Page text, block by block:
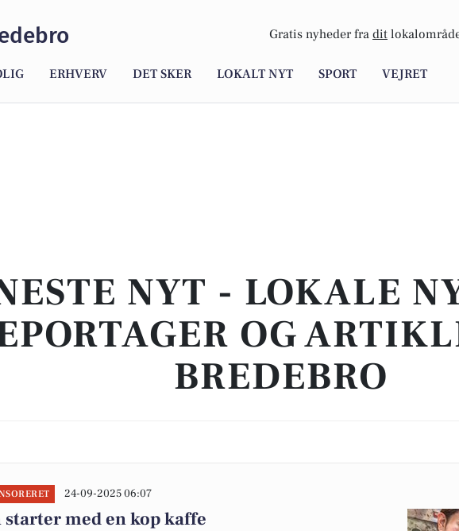
Gratis nyheder fra dit
ERHVERV DET SKER LOKALT NYT SPORT VEJRET
NYT - LOKALE
OG
BREDEBRO
24-09-2025 06:07
starter med en kop kaffe